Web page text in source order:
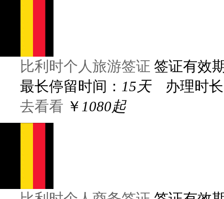
比利时个人旅游签证 签证有效
最长停留时间： 15天办理时长
去看看 ￥ 1080起